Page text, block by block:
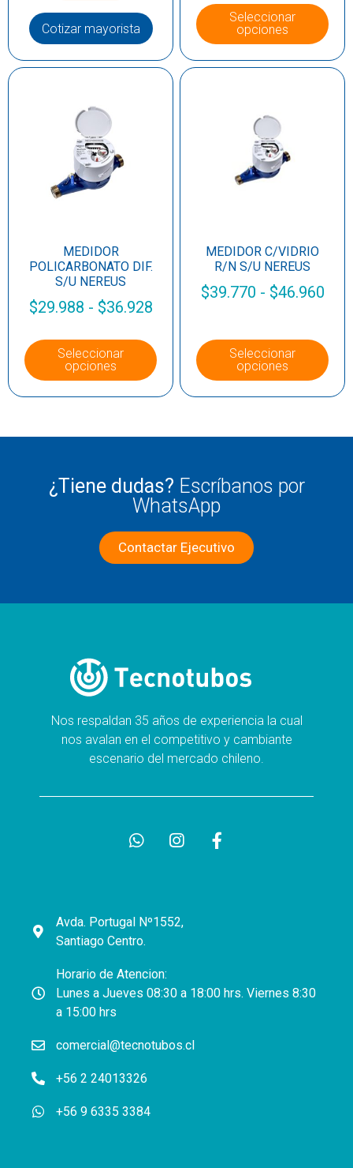
Cotizar mayorista
Seleccionar
opciones
MEDIDOR
POLICARBONATO DIF.
S/U NEREUS
$29.988 - $36.928
Seleccionar
opciones
MEDIDOR C/VIDRIO
R/N S/U NEREUS
$39.770 - $46.960
Seleccionar
opciones
¿Tiene dudas? Escríbanos por
WhatsApp
Contactar Ejecutivo
Nos respaldan 35 años de experiencia la cual
nos avalan en el competitivo y cambiante
escenario del mercado chileno.
Avda. Portugal Nº1552,
Santiago Centro.
Horario de Atencion:
Lunes a Jueves 08:30 a 18:00 hrs. Viernes 8:30
a 15:00 hrs
comercial@tecnotubos.cl
+56 2 24013326
+56 9 6335 3384